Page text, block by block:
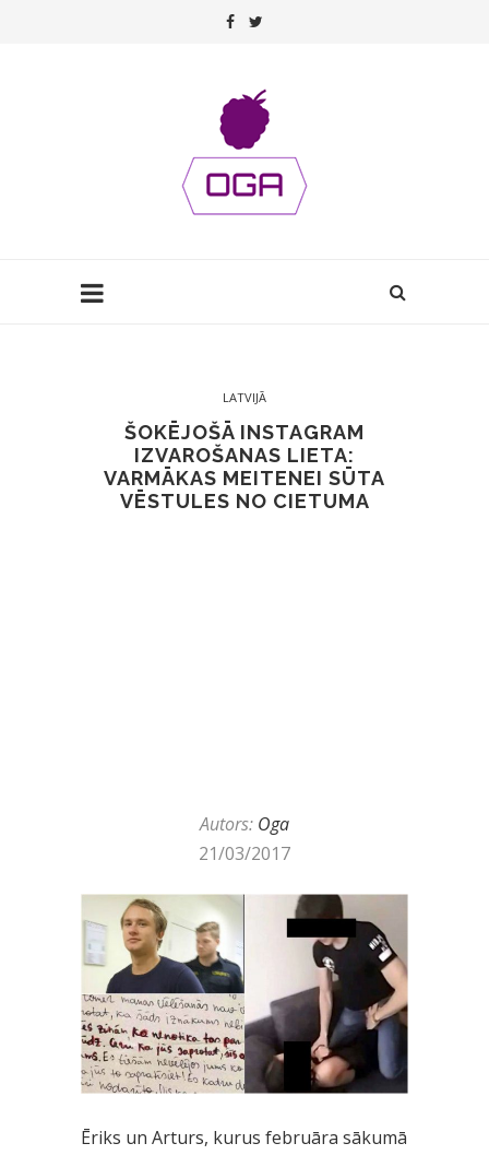
LATVIJĀ
ŠOKĒJOŠĀ INSTAGRAM
IZVAROŠANAS LIETA:
VARMĀKAS MEITENEI SŪTA
VĒSTULES NO CIETUMA
Autors: Oga
21/03/2017
Ēriks un Arturs, kurus februāra sākumā